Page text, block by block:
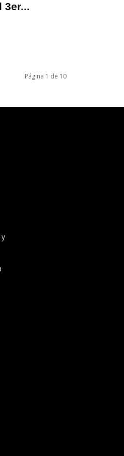
3er...
Página 1 de 10